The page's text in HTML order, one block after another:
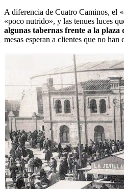
A diferencia de Cuatro Caminos, el
«poco nutrido», y las tenues luces
algunas tabernas frente a la plaza
mesas esperan a clientes que no han